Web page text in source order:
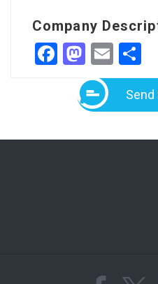
Company
Facebook
Email